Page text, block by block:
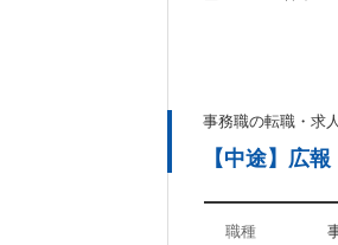
事務職の転職・求
【中途】広
職種